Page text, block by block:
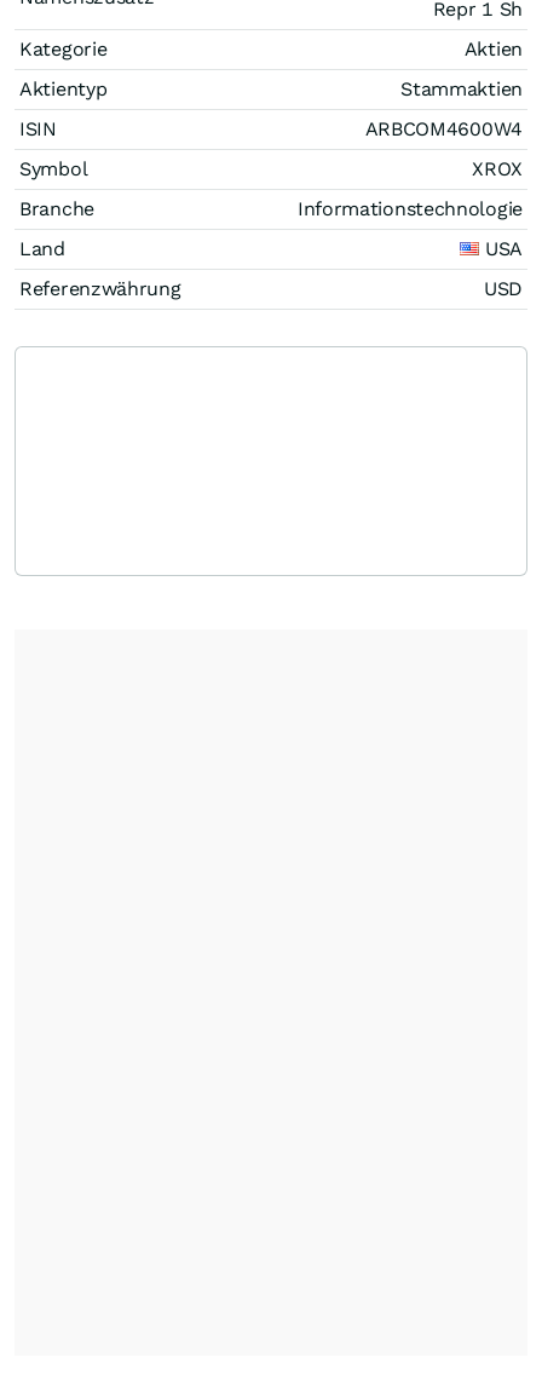
Repr 1 Sh
Kategorie
Aktien
Aktientyp
Stammaktien
ISIN
ARBCOM4600W4
Symbol
XROX
Branche
Informationstechnologie
Land
USA
Referenzwährung
USD